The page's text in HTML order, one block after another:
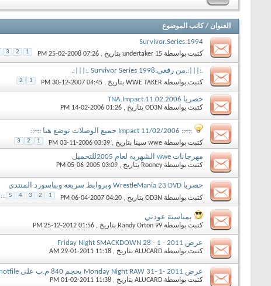
العنوان / كاتب الموضوع
Survivor.Series.1994
كتبت بواسطة undertaker 15 بتاريخ ‏, 25-02-2008 07:26 PM 1
2
3
.:|||:.من رفعي:Survivor Series 1998 .:|||:.
كتبت بواسطة WWE TAKER بتاريخ ‏, 30-12-2007 04:45 PM 1
2
حصريا TNA.Impact.11.02.2006
كتبت بواسطة OD3N بتاريخ ‏, 14-02-2006 01:26 PM
::~:: Impact 11/02/2006 جميع الوصلات توضع هنا ::~::
كتبت بواسطة wwe سينا بتاريخ ‏, 03-11-2006 03:39 PM 1
2
3
مهرجانات wwe الشهرية لعام 2005للتحميل
كتبت بواسطةRooney بتاريخ ‏, 05-06-2005 03:09 PM
حصريا WrestleMania 23 DVD وبروابط سريعه وبباسورد المنتدى
كتبت بواسطة OD3N بتاريخ ‏, 06-04-2007 04:20 PM 1
2
3
4
5
...
بمناسبة عودتي
كتبت بواسطة Randy Orton 99 بتاريخ ‏, 25-12-2012 01:56 PM
عرض Friday Night SMACKDOWN 28 - 1 - 2011
كتبت بواسطة ALUCARD بتاريخ ‏, 29-01-2011 11:18 AM
عرض Monday Night RAW 31- 1- 2011 بحجم 840 م.ب على hotfile
كتبت بواسطة ALUCARD بتاريخ ‏, 01-02-2011 11:38 PM